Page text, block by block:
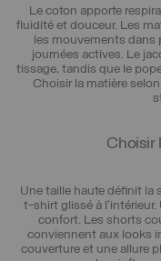
Le coton apporte
fluidité et douceur. Les
les mouvements dans
journées actives. Le
tissage, tandis que le
Choisir la matière
Choisir
Une taille haute définit
t-shirt glissé à
confort. Les shorts
conviennent aux looks
couverture et une allure